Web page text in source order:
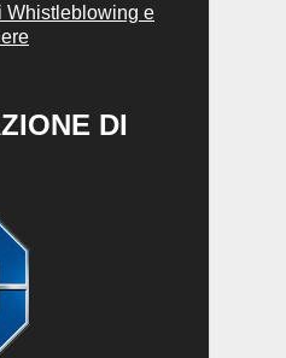
Whistleblowing e
DI